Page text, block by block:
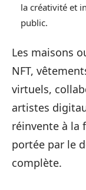
la créativité et
public.
Les maisons
NFT,
virtuels,
artistes
réinvente à la
portée par le
complète.